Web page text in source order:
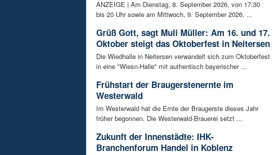
ANZEIGE | Am Dienstag, 8. September 2026, von 17:30
bis 20 Uhr sowie am Mittwoch, 9. September 2026, ...
Grüß Gott, sagt Muli Müller: Am 16. und 17.
Oktober steigt das Oktoberfest in Neitersen
Die Wiedhalle in Neitersen verwandelt sich zum Oktoberfest
in eine "Wiesn-Halle" mit authentisch bayerischer ...
Frühstart der Braugerstenernte im
Westerwald
Im Westerwald hat die Ernte der Braugerste dieses Jahr
früher begonnen. Die Westerwald-Brauerei setzt ...
Zukunft der Innenstädte: IHK-
Branchenforum Handel in Koblenz